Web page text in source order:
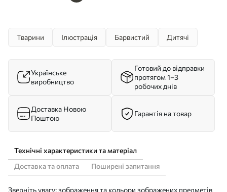
Тварини Ілюстрація Барвистий Дитячі
Українське
виробництво
Готовий до відправки
протягом 1–3
робочих днів
Доставка Новою
Поштою
Гарантія на товар
Технічні характеристики та матеріал
Доставка та оплата
Поширені запитання
Зверніть увагу: зображення та кольори зображених предметів